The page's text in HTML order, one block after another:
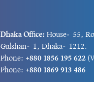
Dhaka Office: House-55,
Gulshan-1, Dhaka-1212.
Phone: +880 1856 195 622
Phone: +880 1869 913 486